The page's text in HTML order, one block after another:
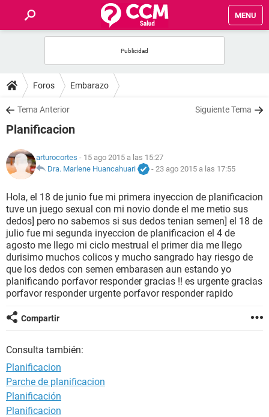
MENU
FOROS
SALUD
NUTRICIÓN
BIENESTAR
SEXUALIDAD
GLOSARIO
Foros Embarazo
Tema Anterior Siguiente Tema
Planificacion
arturocortes - 15 ago 2015 a las 15:27
Dra. Marlene Huancahuari
- 23 ago 2015 a las 17:55
Hola, el 18 de junio fue mi primera inyeccion de planificacion
tuve un juego sexual con mi novio donde el me metio sus
dedos] pero no sabemos si sus dedos tenian semen] el 18 de
julio fue mi segunda inyeccion de planificacion el 4 de
agosto me llego mi ciclo mestrual el primer dia me llego
durisimo muchos colicos y mucho sangrado hay riesgo de
que los dedos con semen embarasen aun estando yo
planificando porfavor responder gracias !! es urgente gracias
porfavor responder urgente porfavor responder rapido
Compartir
Consulta también:
Planificacion
Parche de planificacion
Planificación
Planificacion